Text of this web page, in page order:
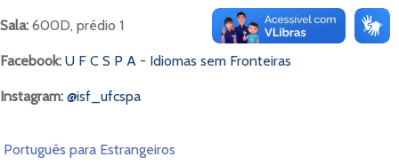
Sala: 600D, prédio 1
Facebook: U F C S P A - Idiomas sem Fronteiras
Instagram: @isf_ufcspa
Português para Estrangeiros